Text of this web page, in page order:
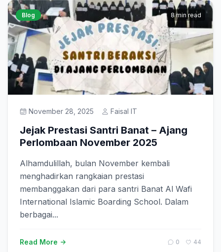
Blog 8 min read
November 28, 2025 Faisal IT
Jejak Prestasi Santri Banat – Ajang
Perlombaan November 2025
Alhamdulillah, bulan November kembali
menghadirkan rangkaian prestasi
membanggakan dari para santri Banat Al Wafi
International Islamic Boarding School. Dalam
berbagai...
Read More 0 44